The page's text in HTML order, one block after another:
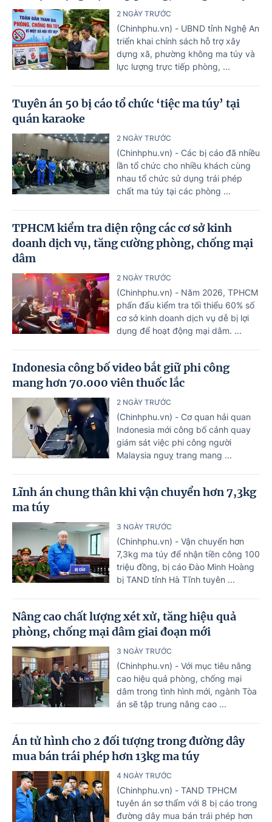
2 NGÀY TRƯỚC
(Chinhphu.vn) - UBND tỉnh Nghệ An
triển khai chính sách hỗ trợ xây
dựng xã, phường không ma túy và
lực lượng trực tiếp phòng, ...
Tuyên án 50 bị cáo tổ chức ‘tiệc ma túy’ tại
quán karaoke
2 NGÀY TRƯỚC
(Chinhphu.vn) - Các bị cáo đã nhiều
lần tổ chức cho nhiều khách cùng
nhau tổ chức sử dụng trái phép
chất ma túy tại các phòng ...
TPHCM kiểm tra diện rộng các cơ sở kinh
doanh dịch vụ, tăng cường phòng, chống mại
dâm
2 NGÀY TRƯỚC
(Chinhphu.vn) - Năm 2026, TPHCM
phấn đấu kiểm tra tối thiểu 60% số
cơ sở kinh doanh dịch vụ dễ bị lợi
dụng để hoạt động mại dâm. ...
Indonesia công bố video bắt giữ phi công
mang hơn 70.000 viên thuốc lắc
2 NGÀY TRƯỚC
(Chinhphu.vn) - Cơ quan hải quan
Indonesia mới công bố cảnh quay
giám sát việc phi công người
Malaysia nguỵ trang mang ...
Lĩnh án chung thân khi vận chuyển hơn 7,3kg
ma túy
3 NGÀY TRƯỚC
(Chinhphu.vn) - Vận chuyển hơn
7,3kg ma túy để nhận tiền công 100
triệu đồng, bị cáo Đào Minh Hoàng
bị TAND tỉnh Hà Tĩnh tuyên ...
Nâng cao chất lượng xét xử, tăng hiệu quả
phòng, chống mại dâm giai đoạn mới
3 NGÀY TRƯỚC
(Chinhphu.vn) - Với mục tiêu nâng
cao hiệu quả phòng, chống mại
dâm trong tình hình mới, ngành Tòa
án sẽ tập trung nâng cao ...
Án tử hình cho 2 đối tượng trong đường dây
mua bán trái phép hơn 13kg ma túy
4 NGÀY TRƯỚC
(Chinhphu.vn) - TAND TPHCM
tuyên án sơ thẩm với 8 bị cáo trong
đường dây mua bán trái phép hơn